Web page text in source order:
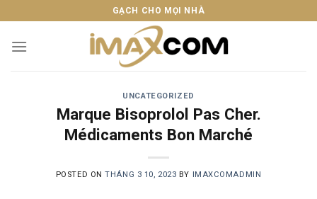
to
content
GẠCH CHO MỌI NHÀ
UNCATEGORIZED
Marque Bisoprolol Pas Cher.
Médicaments Bon Marché
POSTED ONTHÁNG 3 10, 2023 BY IMAXCOMADMIN